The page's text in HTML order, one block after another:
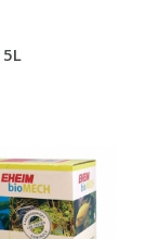
5L